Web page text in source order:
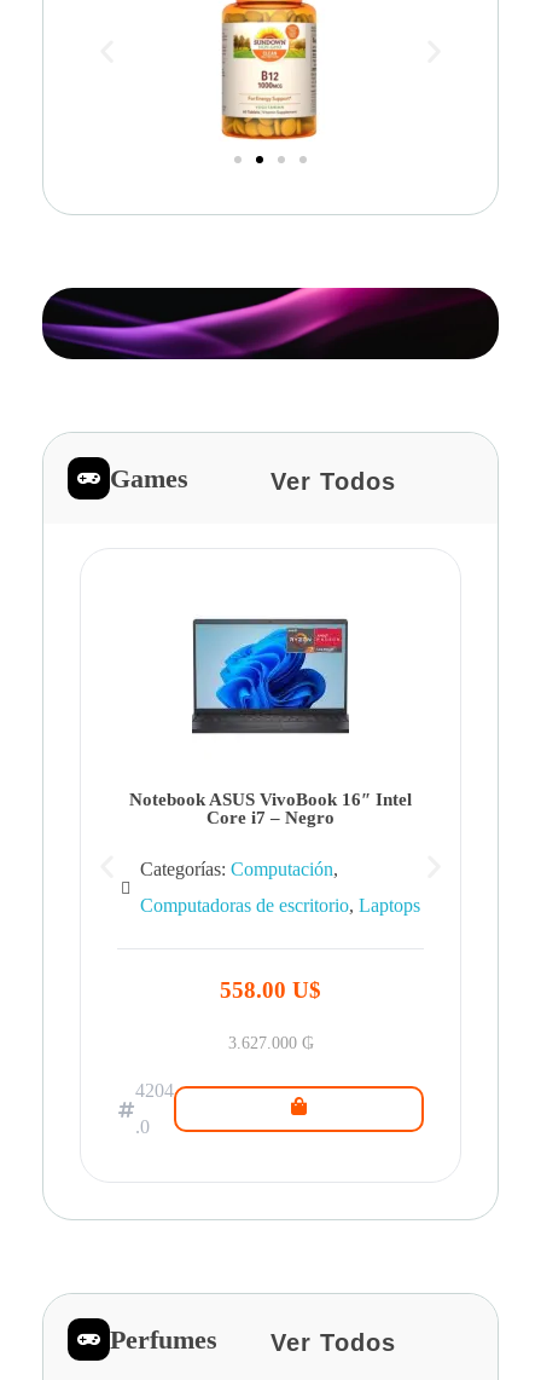
Games Ver Todos
Notebook ASUS VivoBook 16″ Intel
Core i7 – Negro
Categorías: Computación,
Computadoras de escritorio, Laptops
558.00 U$
3.627.000 ₲
4204
.0
Perfumes Ver Todos